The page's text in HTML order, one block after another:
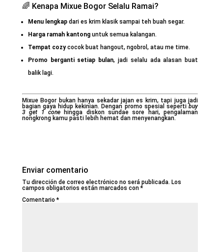
🌈 Kenapa Mixue Bogor Selalu Ramai?
Menu lengkapdari es krim klasik sampai teh buah segar.
Harga ramah kantonguntuk semua kalangan.
Tempat cozycocok buat hangout, ngobrol, atau me time.
Promo berganti setiap bulan, jadi selalu ada alasan buat
balik lagi.
Mixue Bogor bukan hanya sekadar jajan es krim, tapi juga jadi
bagian gaya hidup kekinian. Dengan promo spesial sepertibuy
3 get 1 conehingga diskon sundae sore hari, pengalaman
nongkrong kamu pasti lebih hemat dan menyenangkan.
Enviar comentario
Tu dirección de correo electrónico no será publicada. Los
campos obligatorios están marcados con*
Comentario*